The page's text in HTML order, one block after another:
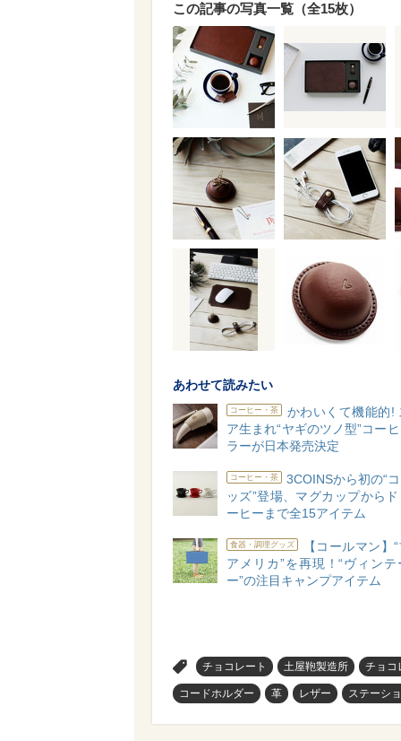
この記事の写真一覧（全15枚）
あわせて読みたい
コーヒー・茶
かわいくて機能的!
ア生まれ“ヤギのツノ型”コー
ラーが日本発売決定
コーヒー・茶
3COINSから初の“
ッズ”登場、マグカップから
ーヒーまで全15アイテム
食器・調理グッズ
【コールマン】
アメリカ”を再現！“ヴィン
ー”の注目キャンプアイテム
チョコレート 土屋鞄製造所 チョコ
コードホルダー 革 レザー ステーシ